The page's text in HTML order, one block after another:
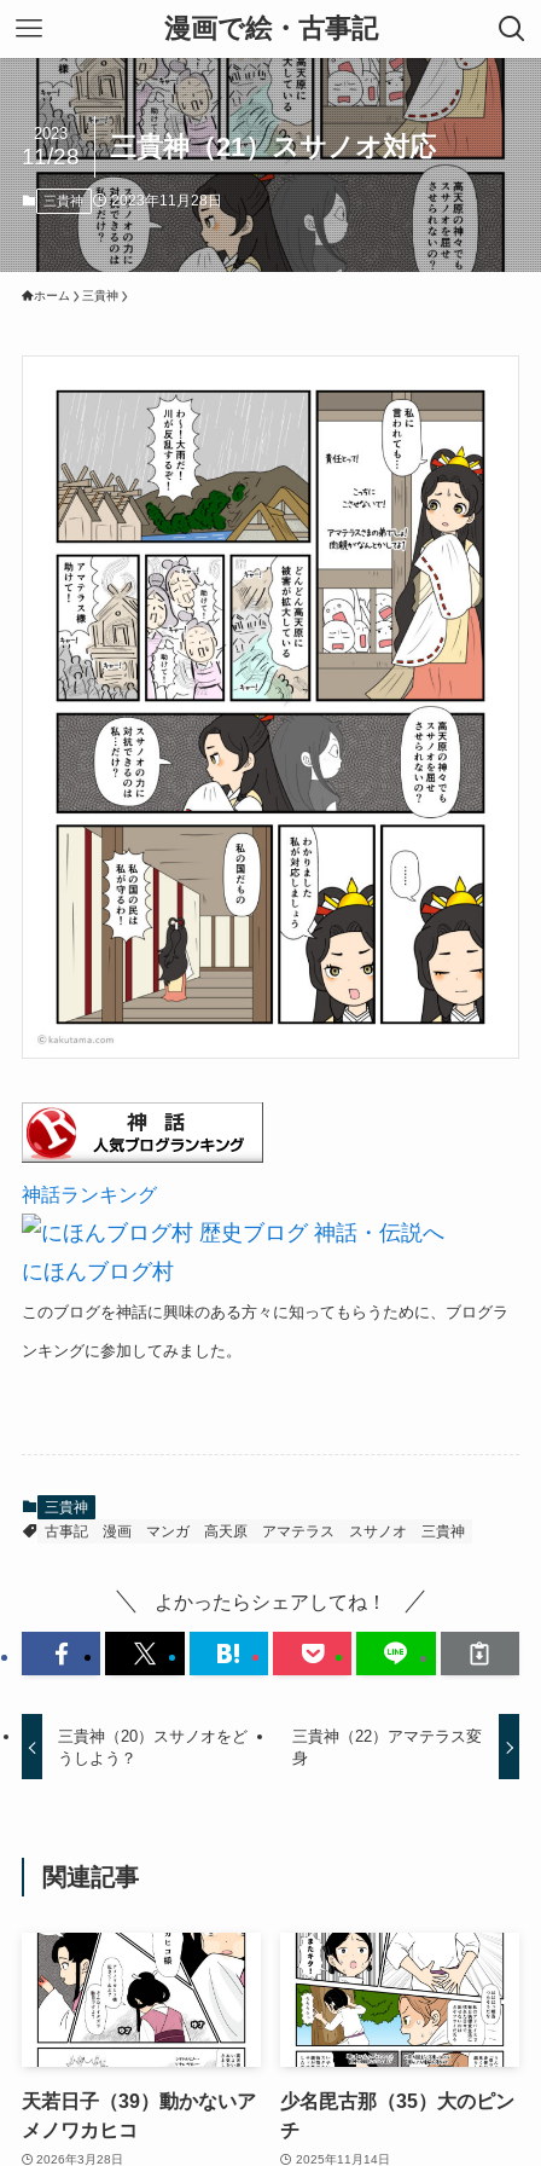
漫画で絵・古事記
三貴神（21）スサノオ対応
2023
11/28
三貴神 2023年11月28日
ホーム 三貴神
神話ランキング
にほんブログ村
このブログを神話に興味のある方々に知ってもらうために、ブログラ
ンキングに参加してみました。
三貴神
古事記
漫画 マンガ 高天原 アマテラス スサノオ 三貴神
よかったらシェアしてね！
三貴神（20）スサノオをど
うしよう？
三貴神（22）アマテラス変
身
関連記事
天若日子（39）動かないア
メノワカヒコ
2026年3月28日
少名毘古那（35）大のピン
チ
2025年11月14日